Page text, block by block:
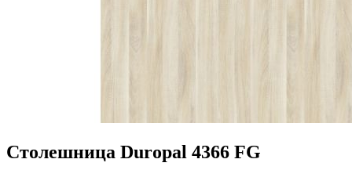
Столешница Duropal 4366 FG